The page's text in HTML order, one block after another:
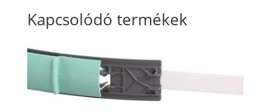
Kapcsolódó termékek